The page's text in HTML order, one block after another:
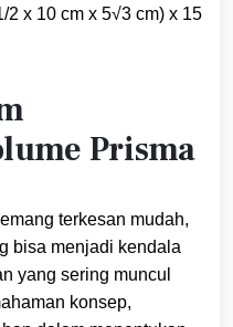
2 x 10 cm x 5√3 cm) x 15
Prisma
terkesan mudah,
bisa menjadi kendala
yang sering muncul
konsep,